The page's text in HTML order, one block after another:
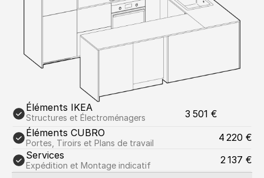
Éléments IKEA
Structures et Électroménagers
3 501 €
Éléments CUBRO
Portes, Tiroirs et Plans de travail
4 220 €
Services
Expédition et Montage indicatif 2 137 €